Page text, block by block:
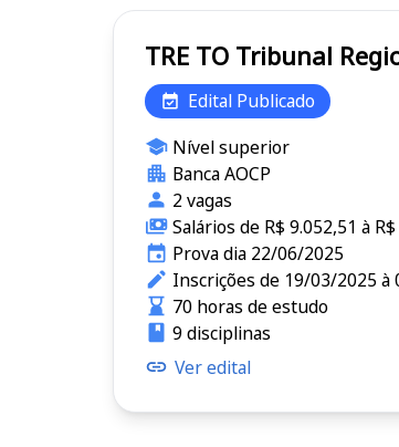
TRE TO
Edital Publicado
Nível superior
Banca AOCP
2 vagas
Salários de R$ 9.052,51 à
Prova dia 22/06/2025
Inscrições de 19/03/2025 à
70 horas de estudo
9 disciplinas
Ver edital